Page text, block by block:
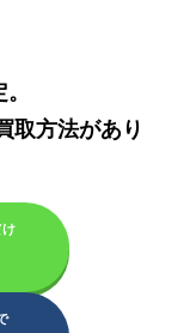
取方法があり